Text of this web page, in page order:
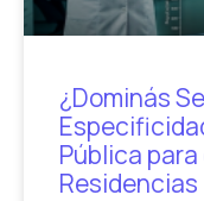
¿Dominás
Pública
Residencias